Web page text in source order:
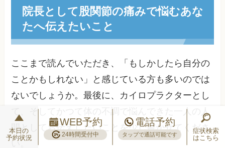
院長として股関節の痛みで悩むあな
たへ伝えたいこと
ここまで読んでいただき、「もしかしたら自分の
ことかもしれない」と感じている方も多いのでは
ないでしょうか。最後に、カイロプラクターとし
て、そしてかつて体の不調で悩んできた一人の人
間としてお伝えしたいことを少し書かせてくださ
い。
本日の
予約状況
WEB予約
24時間受付中
電話予約
タップで通話可能です
症状検索
はこちら